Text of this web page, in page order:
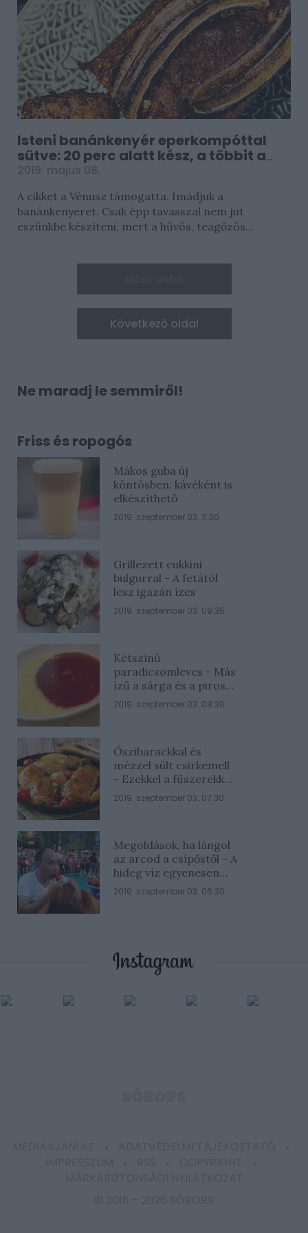
Isteni banánkenyér eperkompóttal
sütve: 20 perc alatt kész, a többit a
sütő elvégzi
2019. május 08.
A cikket a Vénusz támogatta. Imádjuk a
banánkenyeret. Csak épp tavasszal nem jut
eszünkbe készíteni, mert a hűvös, teagőzös...
Következő oldal
Friss és ropogós
Mákos guba új
köntösben: kávéként is
elkészíthető
2019. szeptember 03. 11:30
Grillezett cukkini
bulgurral - A fetától
lesz igazán ízes
2019. szeptember 03. 09:35
Kétszínű
paradicsomleves - Más
ízű a sárga és a piros
rész
2019. szeptember 03. 08:30
Őszibarackkal és
mézzel sült csirkemell
- Ezekkel a fűszerekkel
lesz a legfinomabb
2019. szeptember 03. 07:30
Megoldások, ha lángol
az arcod a csípőstől - A
hideg víz egyenesen
rossz ötlet
2019. szeptember 03. 06:30
Ne maradj le semmiről!